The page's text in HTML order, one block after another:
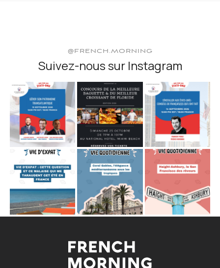
@FRENCH.MORNING
Suivez-nous sur Instagram